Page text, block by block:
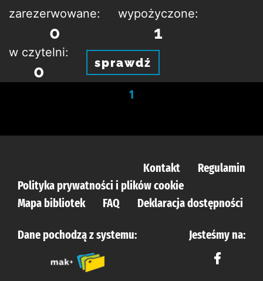
zarezerwowane:
0
wypożyczone:
1
w czytelni:
0 sprawdź
1
Kontakt
Regulamin
Polityka prywatności i plików cookie
Mapa bibliotek
FAQ Deklaracja dostępności
Dane pochodzą z systemu: Jesteśmy na: